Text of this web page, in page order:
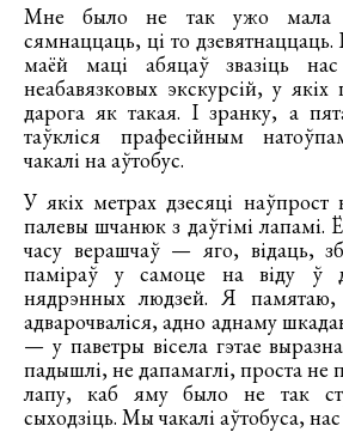
Мне было не так ужо
сямнаццаць, ці то
маёй маці абяцаў звазіць
неабавязковых экскурсій, у
дарога як такая. І зранку, а
таўкліся прафесійным
чакалі на аўтобус.
У якіх метрах дзесяці
палевы шчанюк з даўгімі лапамі.
часу верашчаў — яго, відаць,
паміраў у самоце на віду ў
нядрэнных людзей. Я памятаю,
адварочваліся, адно аднаму
— у паветры вісела гэтае
падышлі, не дапамаглі, проста не
лапу, каб яму было не так
сыходзіць. Мы чакалі аўтобуса,